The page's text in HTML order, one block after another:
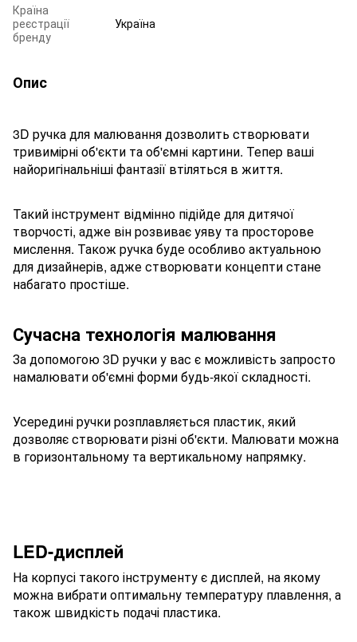
Країна
реєстрації
бренду
Україна
Опис
3D ручка для малювання дозволить створювати
тривимірні об'єкти та об'ємні картини. Тепер ваші
найоригінальніші фантазії втіляться в життя.
Такий інструмент відмінно підійде для дитячої
творчості, адже він розвиває уяву та просторове
мислення. Також ручка буде особливо актуальною
для дизайнерів, адже створювати концепти стане
набагато простіше.
Сучасна технологія малювання
За допомогою 3D ручки у вас є можливість запросто
намалювати об'ємні форми будь-якої складності.
Усередині ручки розплавляється пластик, який
дозволяє створювати різні об'єкти. Малювати можна
в горизонтальному та вертикальному напрямку.
LED-дисплей
На корпусі такого інструменту є дисплей, на якому
можна вибрати оптимальну температуру плавлення, а
також швидкість подачі пластика.